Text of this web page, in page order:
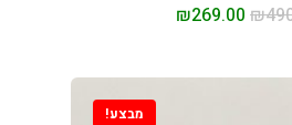
₪
₪269.00
מבצע!